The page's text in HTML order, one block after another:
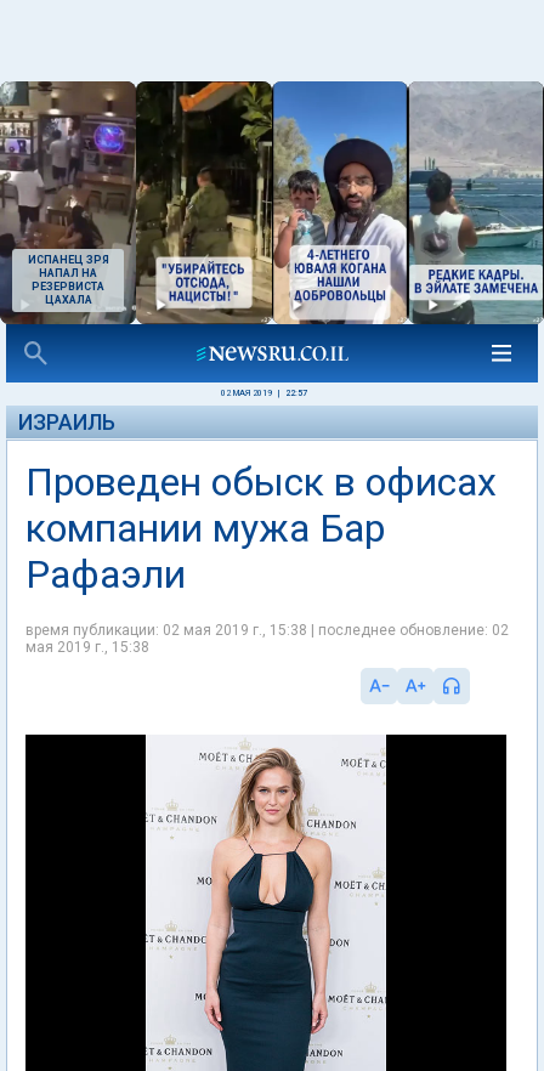
ИСПАНЕЦ ЗРЯ
НАПАЛ НА
РЕЗЕРВИСТА
ЦАХАЛА
02 МАЯ 2019 22:57
ИЗРАИЛЬ
Проведен обыск в офисах
компании мужа Бар
Рафаэли
время публикации: 02 мая 2019 г., 15:38 | последнее обновление: 02
мая 2019 г., 15:38